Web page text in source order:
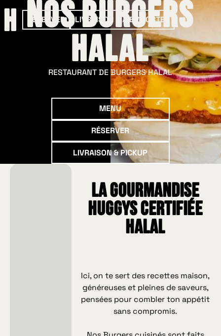
RÉSERVER LIVRAISON & À EMPORTER
Nos burgers
Halal
RESTAURANT DE BURGERS HALAL
Menu
MENU
Réserver
RÉSERVER
Livraison & Pickup
LIVRAISON & PICKUP
La gourmandise
HUGGYS certifiée
Halal
Ici, on te sert des recettes maison,
généreuses et pleines de saveurs,
pensées pour combler ton appétit
sans compromis.